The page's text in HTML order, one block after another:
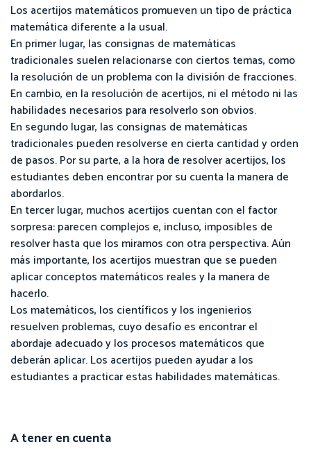
Los acertijos matemáticos promueven un tipo de práctica
matemática diferente a la usual.
En primer lugar, las consignas de matemáticas
tradicionales suelen relacionarse con ciertos temas, como
la resolución de un problema con la división de fracciones.
En cambio, en la resolución de acertijos, ni el método ni las
habilidades necesarios para resolverlo son obvios.
En segundo lugar, las consignas de matemáticas
tradicionales pueden resolverse en cierta cantidad y orden
de pasos. Por su parte, a la hora de resolver acertijos, los
estudiantes deben encontrar por su cuenta la manera de
abordarlos.
En tercer lugar, muchos acertijos cuentan con el factor
sorpresa: parecen complejos e, incluso, imposibles de
resolver hasta que los miramos con otra perspectiva. Aún
más importante, los acertijos muestran que se pueden
aplicar conceptos matemáticos reales y la manera de
hacerlo.
Los matemáticos, los científicos y los ingenierios
resuelven problemas, cuyo desafío es encontrar el
abordaje adecuado y los procesos matemáticos que
deberán aplicar. Los acertijos pueden ayudar a los
estudiantes a practicar estas habilidades matemáticas.
A tener en cuenta